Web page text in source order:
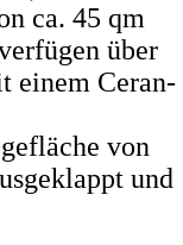
ca. 45 qm
über
einem Ceran-
von
und